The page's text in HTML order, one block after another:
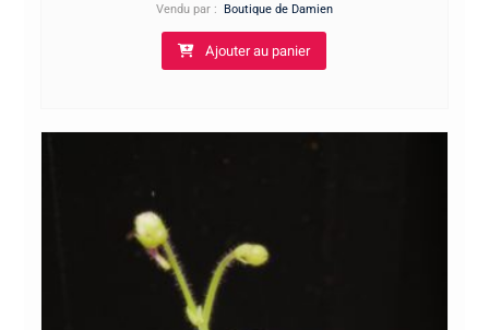
Vendu par : Boutique de Damien
Ajouter au panier